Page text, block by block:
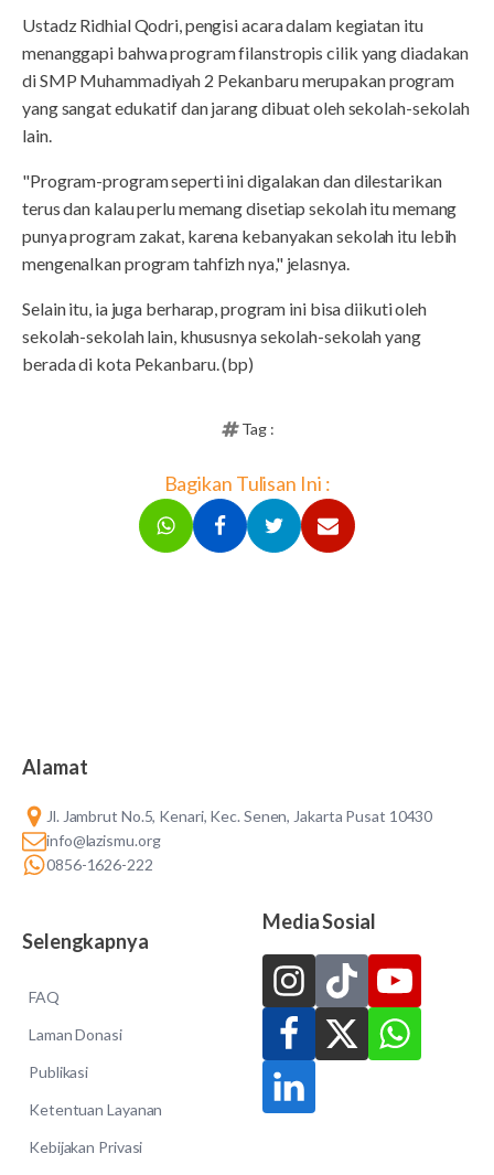
Ustadz Ridhial Qodri, pengisi acara dalam kegiatan itu
menanggapi bahwa program filanstropis cilik yang diadakan
di SMP Muhammadiyah 2 Pekanbaru merupakan program
yang sangat edukatif dan jarang dibuat oleh sekolah-sekolah
lain.
"Program-program seperti ini digalakan dan dilestarikan
terus dan kalau perlu memang disetiap sekolah itu memang
punya program zakat, karena kebanyakan sekolah itu lebih
mengenalkan program tahfizh nya," jelasnya.
Selain itu, ia juga berharap, program ini bisa diikuti oleh
sekolah-sekolah lain, khususnya sekolah-sekolah yang
berada di kota Pekanbaru. (bp)
Tag :
Bagikan Tulisan Ini :
Alamat
Jl. Jambrut No.5, Kenari, Kec. Senen, Jakarta Pusat 10430
info@lazismu.org
0856-1626-222
Selengkapnya
FAQ
Laman Donasi
Publikasi
Ketentuan Layanan
Kebijakan Privasi
Media Sosial